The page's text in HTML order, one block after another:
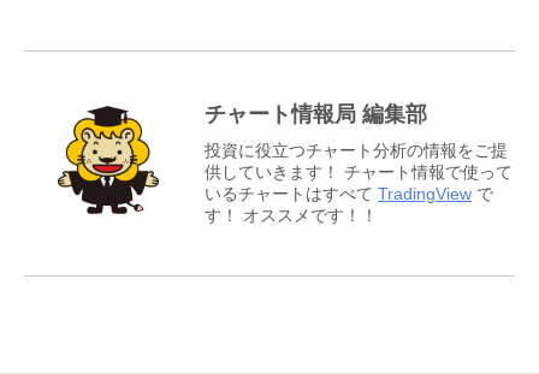
チャート情報局 編集部
投資に役立つチャート分析の情報をご提
供していきます！ チャート情報で使って
いるチャートはすべて TradingView で
す！ オススメです！！